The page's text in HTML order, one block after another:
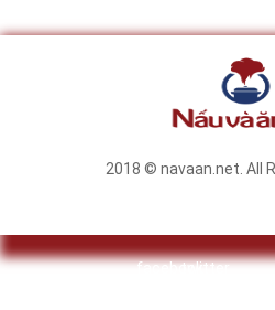
2018 © navaan.net. All
facebooktwitter